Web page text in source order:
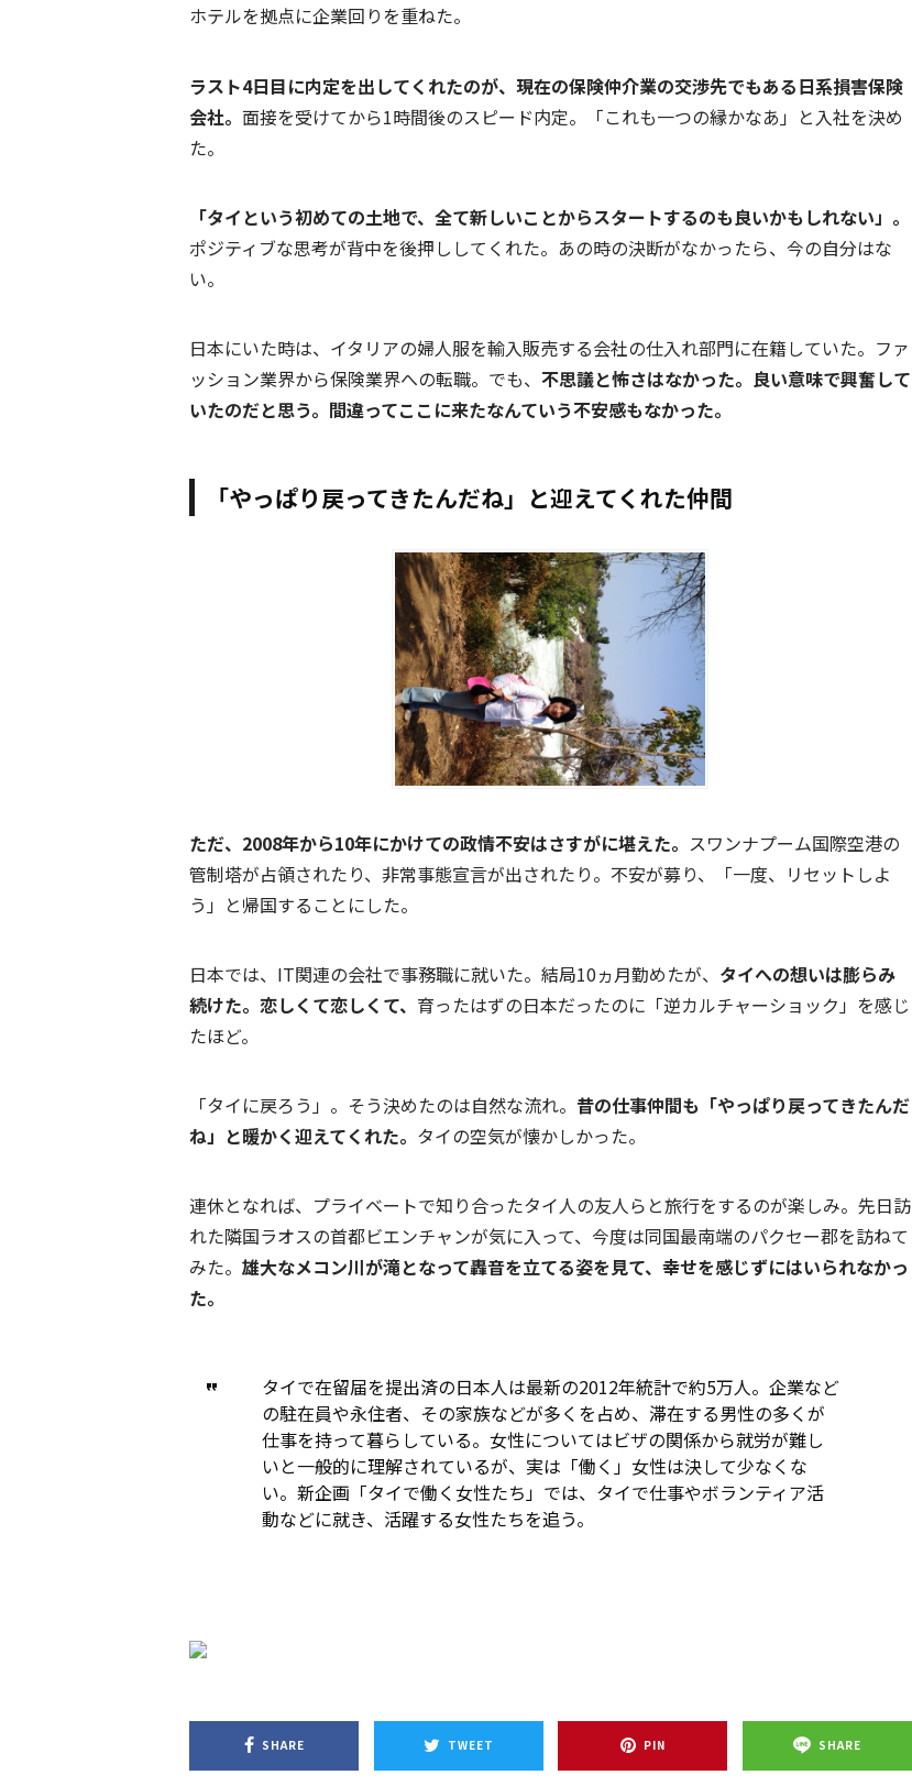
ホテルを拠点に企業回りを重ねた。
ラスト4日目に内定を出してくれたのが、現在の保険仲介業の交渉先でもある日系損害保険
会社。 面接を受けてから1時間後のスピード内定。「これも一つの縁かなあ」と入社を決め
た。
「タイという初めての土地で、全て新しいことからスタートするのも良いかもしれない」。
ポジティブな思考が背中を後押ししてくれた。あの時の決断がなかったら、今の自分はな
い。
日本にいた時は、イタリアの婦人服を輸入販売する会社の仕入れ部門に在籍していた。ファ
ッション業界から保険業界への転職。でも、 不思議と怖さはなかった。良い意味で興奮して
いたのだと思う。間違ってここに来たなんていう不安感もなかった。
「やっぱり戻ってきたんだね」と迎えてくれた仲間
ただ、2008年から10年にかけての政情不安はさすがに堪えた。 スワンナプーム国際空港の
管制塔が占領されたり、非常事態宣言が出されたり。不安が募り、「一度、リセットしよ
う」と帰国することにした。
日本では、IT関連の会社で事務職に就いた。結局10ヵ月勤めたが、 タイへの想いは膨らみ
続けた。恋しくて恋しくて、 育ったはずの日本だったのに「逆カルチャーショック」を感じ
たほど。
「タイに戻ろう」。そう決めたのは自然な流れ。 昔の仕事仲間も「やっぱり戻ってきたんだ
ね」と暖かく迎えてくれた。 タイの空気が懐かしかった。
連休となれば、プライベートで知り合ったタイ人の友人らと旅行をするのが楽しみ。先日訪
れた隣国ラオスの首都ビエンチャンが気に入って、今度は同国最南端のパクセー郡を訪ねて
みた。 雄大なメコン川が滝となって轟音を立てる姿を見て、幸せを感じずにはいられなかっ
た。
タイで在留届を提出済の日本人は最新の2012年統計で約5万人。企業など
の駐在員や永住者、その家族などが多くを占め、滞在する男性の多くが
仕事を持って暮らしている。女性についてはビザの関係から就労が難し
いと一般的に理解されているが、実は「働く」女性は決して少なくな
い。新企画「タイで働く女性たち」では、タイで仕事やボランティア活
動などに就き、活躍する女性たちを追う。
SHARE TWEET PIN SHARE